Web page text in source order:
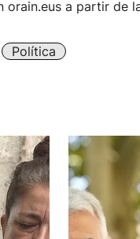
a partir de
Política